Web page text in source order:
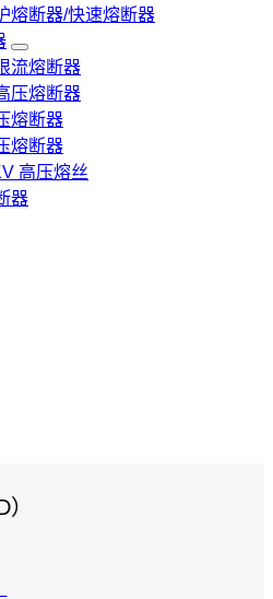
熔断器/快速熔断器
流熔断器
压熔断器
熔断器
熔断器
高压熔丝
器